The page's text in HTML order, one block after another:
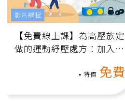
【免費線上課】為高壓族定
做的運動紓壓處方：加入行
特價 免費
影片課程